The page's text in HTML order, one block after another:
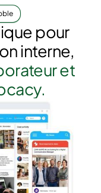
pour
interne,
et